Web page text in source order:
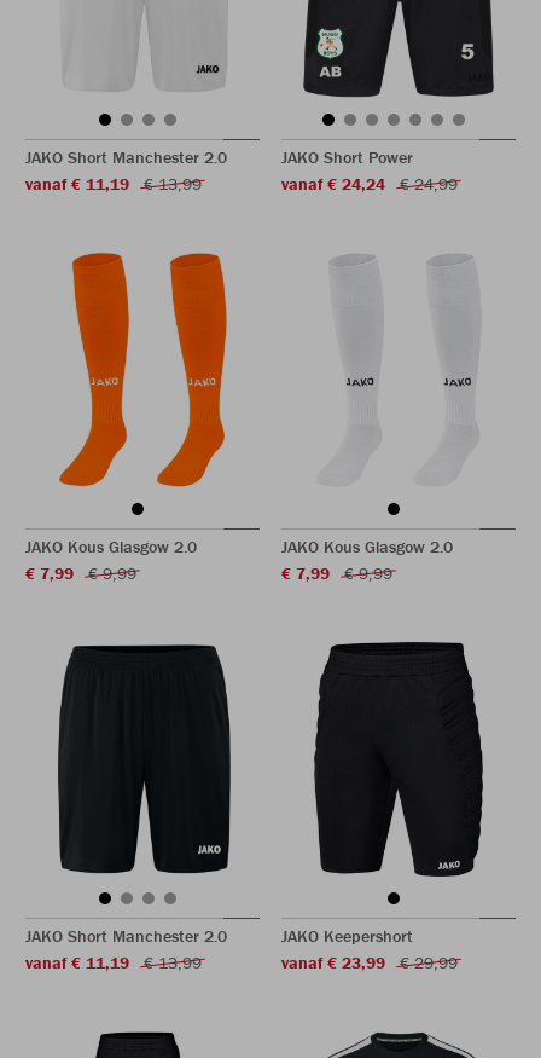
JAKO Short Manchester 2.0
vanaf € 11,19
€ 13,99
JAKO Short Power
vanaf € 24,24
€ 24,99
JAKO Kous Glasgow 2.0
€ 7,99
€ 9,99
JAKO Kous Glasgow 2.0
€ 7,99
€ 9,99
JAKO Short Manchester 2.0
vanaf € 11,19
€ 13,99
JAKO Keepershort
vanaf € 23,99
€ 29,99